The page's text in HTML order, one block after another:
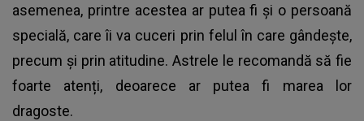
asemenea, printre acestea ar putea fi și o persoană
specială, care îi va cuceri prin felul în care gândește,
precum și prin atitudine. Astrele le recomandă să fie
foarte atenți, deoarece ar putea fi marea lor
dragoste.